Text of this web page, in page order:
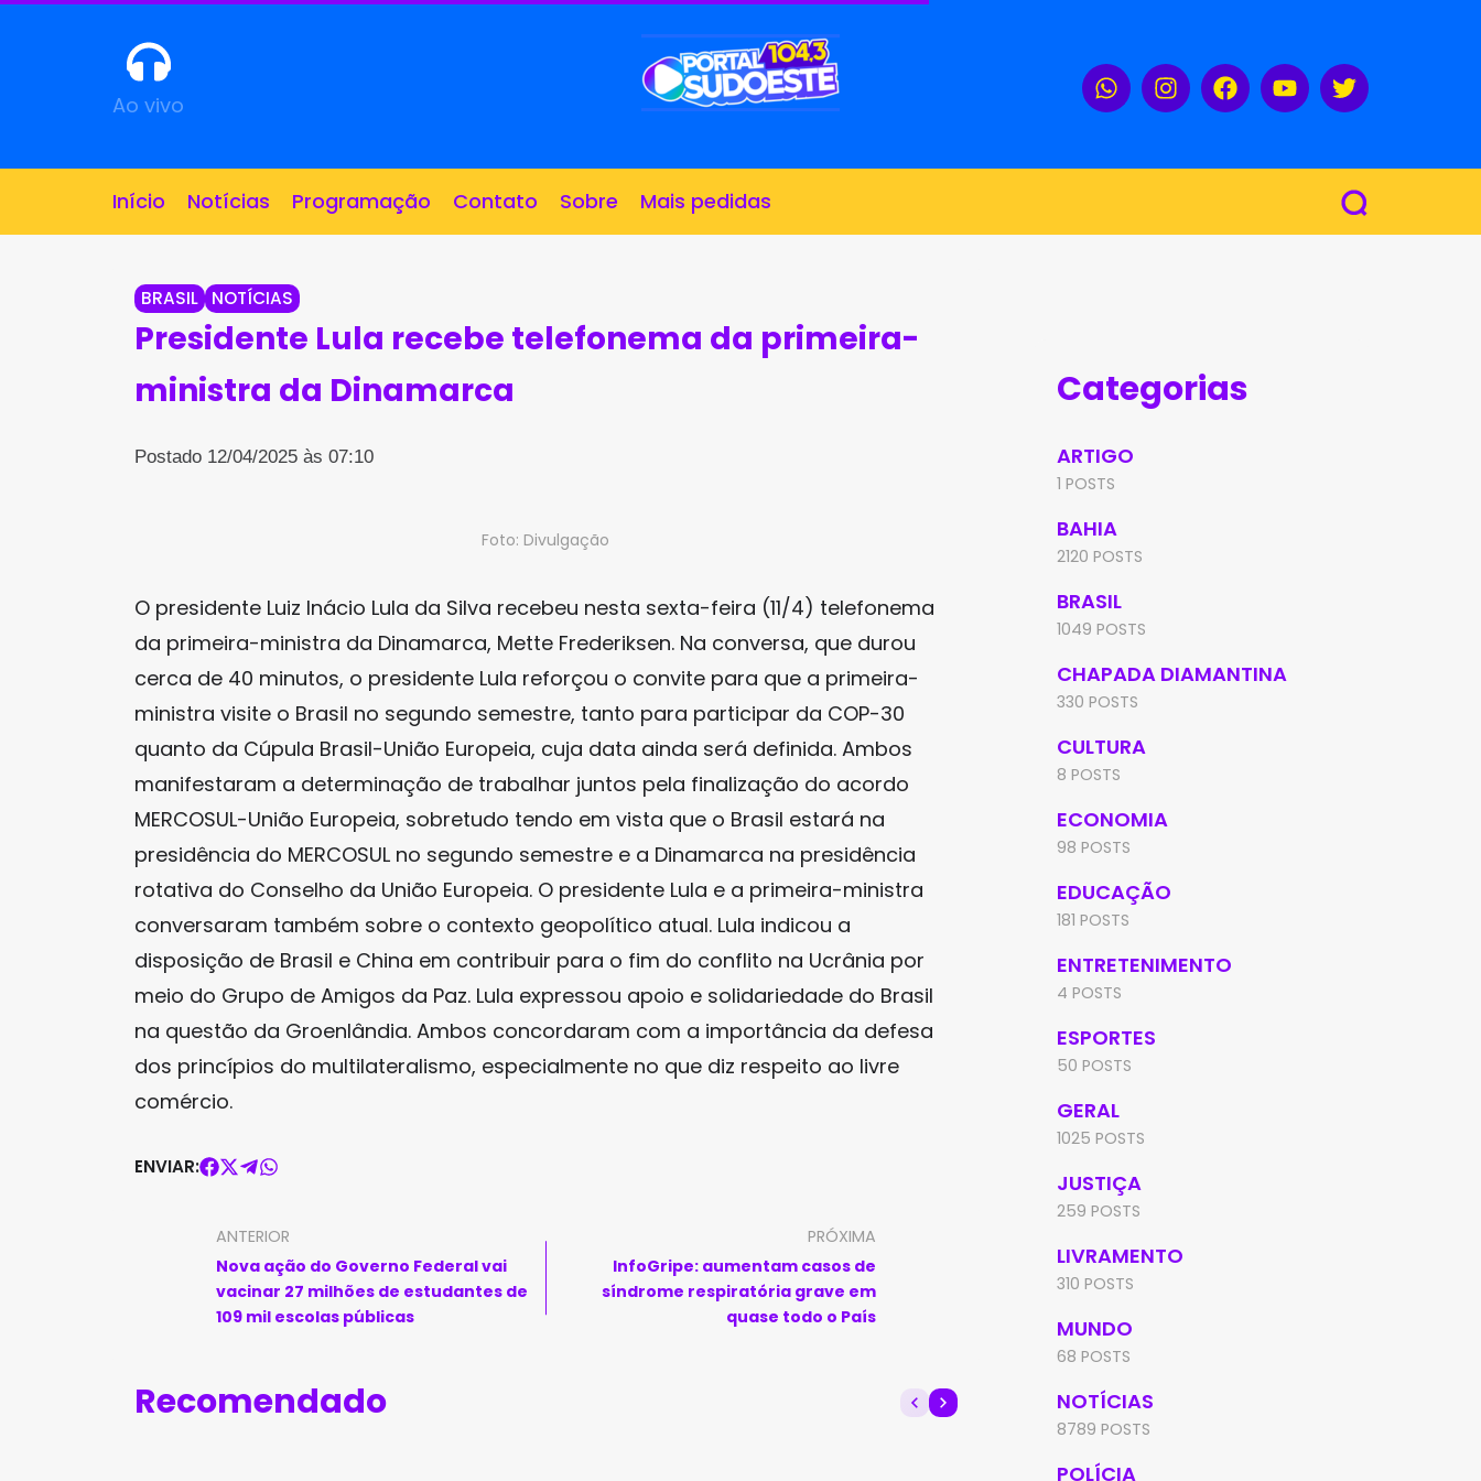
Ao vivo
Início Notícias Programação Contato Sobre Mais pedidas
BRASIL NOTÍCIAS
Presidente Lula recebe telefonema da primeira-
ministra da Dinamarca
Postado 12/04/2025 às 07:10
Foto: Divulgação
O presidente Luiz Inácio Lula da Silva recebeu nesta sexta-feira (11/4) telefonema
da primeira-ministra da Dinamarca, Mette Frederiksen. Na conversa, que durou
cerca de 40 minutos, o presidente Lula reforçou o convite para que a primeira-
ministra visite o Brasil no segundo semestre, tanto para participar da COP-30
quanto da Cúpula Brasil-União Europeia, cuja data ainda será definida. Ambos
manifestaram a determinação de trabalhar juntos pela finalização do acordo
MERCOSUL-União Europeia, sobretudo tendo em vista que o Brasil estará na
presidência do MERCOSUL no segundo semestre e a Dinamarca na presidência
rotativa do Conselho da União Europeia. O presidente Lula e a primeira-ministra
conversaram também sobre o contexto geopolítico atual. Lula indicou a
disposição de Brasil e China em contribuir para o fim do conflito na Ucrânia por
meio do Grupo de Amigos da Paz. Lula expressou apoio e solidariedade do Brasil
na questão da Groenlândia. Ambos concordaram com a importância da defesa
dos princípios do multilateralismo, especialmente no que diz respeito ao livre
comércio.
ENVIAR:
ANTERIOR
Nova ação do Governo Federal vai
vacinar 27 milhões de estudantes de
109 mil escolas públicas
PRÓXIMA
InfoGripe: aumentam casos de
síndrome respiratória grave em
quase todo o País
Recomendado
Categorias
ARTIGO
1 POSTS
BAHIA
2120 POSTS
BRASIL
1049 POSTS
CHAPADA DIAMANTINA
330 POSTS
CULTURA
8 POSTS
ECONOMIA
98 POSTS
EDUCAÇÃO
181 POSTS
ENTRETENIMENTO
4 POSTS
ESPORTES
50 POSTS
GERAL
1025 POSTS
JUSTIÇA
259 POSTS
LIVRAMENTO
310 POSTS
MUNDO
68 POSTS
NOTÍCIAS
8789 POSTS
POLÍCIA